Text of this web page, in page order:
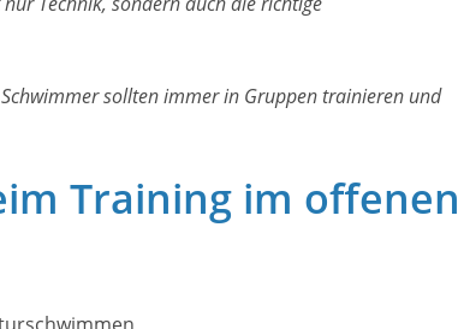
sollten immer in Gruppen trainieren und
Training im offenen